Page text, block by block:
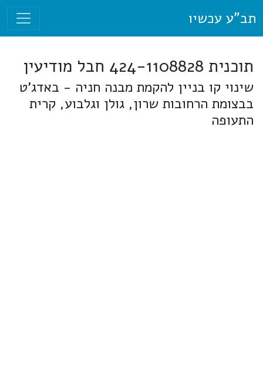
תב"ע עכשיו
תוכנית 424-1108828 חבל מודיעין
שינוי קו בניין להקמת מבנה חניה - באדג'ט
בבצומת הרחובות שרון, גולן וגלבוע, קרית
התעופה